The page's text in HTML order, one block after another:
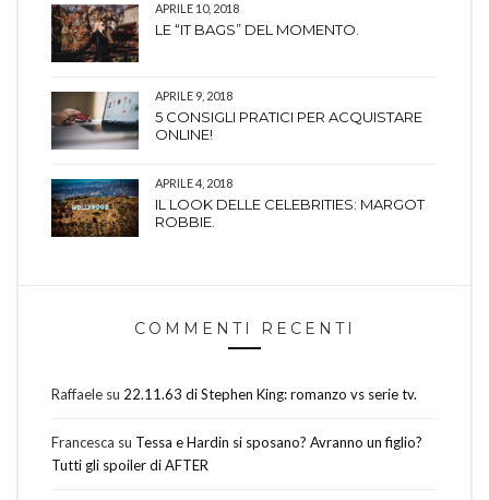
APRILE 10, 2018
LE “IT BAGS” DEL MOMENTO.
APRILE 9, 2018
5 CONSIGLI PRATICI PER ACQUISTARE
ONLINE!
APRILE 4, 2018
IL LOOK DELLE CELEBRITIES: MARGOT
ROBBIE.
COMMENTI RECENTI
Raffaele su 22.11.63 di Stephen King: romanzo vs serie tv.
Francesca su Tessa e Hardin si sposano? Avranno un figlio?
Tutti gli spoiler di AFTER